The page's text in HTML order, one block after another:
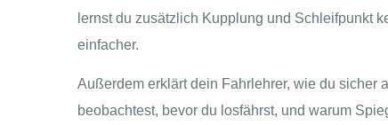
lernst du zusätzlich Kupplung und Schleifpunkt
einfacher.
Außerdem erklärt dein Fahrlehrer, wie du sicher
beobachtest, bevor du losfährst, und warum